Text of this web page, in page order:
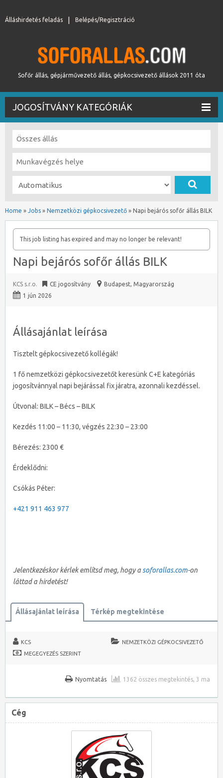
Belépés/Regisztráció
Álláshirdetés feladás
Sofőr állás, gépjárművezető állás, gépkocsivezető állások 2011 óta
JOGOSÍTVÁNY KATEGÓRIÁK
Home » Jobs » Nemzetközi gépkocsivezető » Napi bejárós sofőr állás BILK
This job listing has expired and may no longer be relevant!
Napi bejárós sofőr állás BILK
KCS s.r.o. CE jogosítvány Budapest, Magyarország
1 jún 2026
Állásajánlat leírása
Tisztelt gépkocsivezető kollégák!
1 fő nemzetközi gépkocsivezetőt keresünk C+E kategóriás
jogosítvánnyal napi bejárással fix járatra, azonnali kezdéssel.
Útvonal: BILK – Bécs – BILK
Kezdés 11:00 – 11:30, végzés 22:30 – 23:00
Bérezés: 2300 €
Érdeklődni:
Csókás Péter:
+421 911 463 977
Jelentkezéskor kérlek említsd meg, hogy a soforallas.com-on
láttad a hirdetést!
Állásajánlat leírása Térkép megtekintése
KCS
NEMZETKÖZI GÉPKOCSIVEZETŐ
MEGEGYEZÉS SZERINT
1362 összes megtekintés, 3 ma
Nyomtatás
Cég